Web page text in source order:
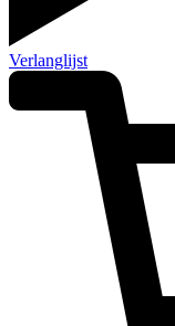
Verlanglijst